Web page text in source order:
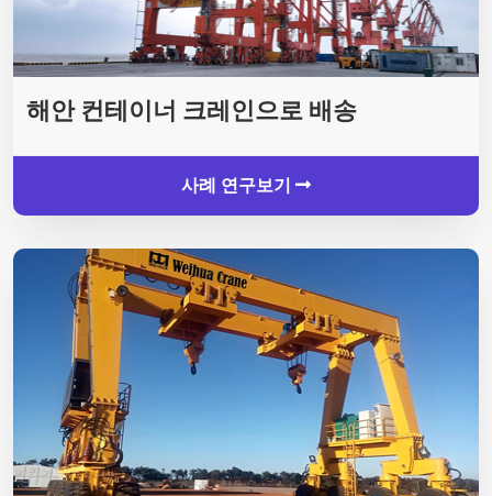
해안 컨테이너 크레인으로 배송
사례 연구보기